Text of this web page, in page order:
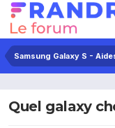
Samsung Galaxy S -
Quel galaxy